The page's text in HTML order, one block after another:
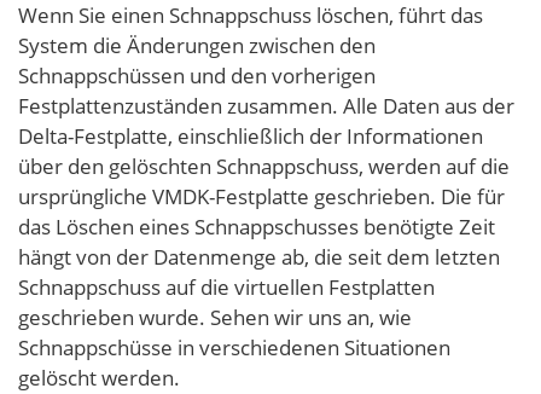
Wenn Sie einen Schnappschuss löschen, führt das
System die Änderungen zwischen den
Schnappschüssen und den vorherigen
Festplattenzuständen zusammen. Alle Daten aus der
Delta-Festplatte, einschließlich der Informationen
über den gelöschten Schnappschuss, werden auf die
ursprüngliche VMDK-Festplatte geschrieben. Die für
das Löschen eines Schnappschusses benötigte Zeit
hängt von der Datenmenge ab, die seit dem letzten
Schnappschuss auf die virtuellen Festplatten
geschrieben wurde. Sehen wir uns an, wie
Schnappschüsse in verschiedenen Situationen
gelöscht werden.